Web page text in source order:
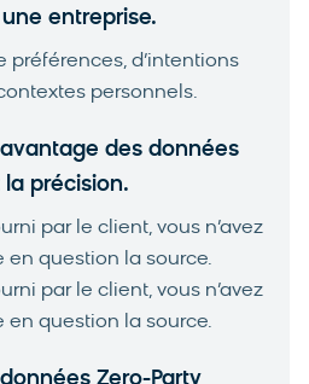
entreprise.
préférences, d’intentions
personnels.
des données
précision.
par le client, vous n’avez
en question la source.
par le client, vous n’avez
en question la source.